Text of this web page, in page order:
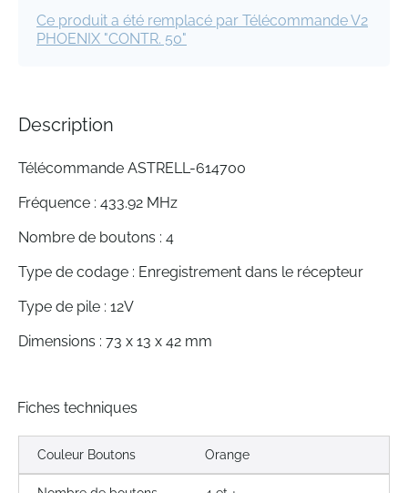
Ce produit a été remplacé par Télécommande V2
PHOENIX "CONTR. 50"
Description
Télécommande ASTRELL-614700
Fréquence : 433.92 MHz
Nombre de boutons : 4
Type de codage : Enregistrement dans le récepteur
Type de pile : 12V
Dimensions : 73 x 13 x 42 mm
Fiches techniques
Couleur Boutons Orange